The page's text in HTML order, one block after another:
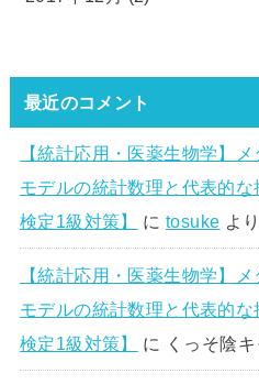
最近のコメント
【統計応用・医薬生物学】
モデルの統計数理と代表的
検定1級対策】
にtosuke より
【統計応用・医薬生物学】
モデルの統計数理と代表的
検定1級対策】
に くっそ陰キ